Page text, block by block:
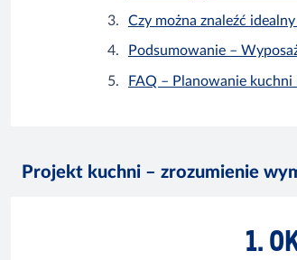
Czy można znaleźć
Podsumowanie –
FAQ – Planowanie
Projekt kuchni – zrozumienie
1.